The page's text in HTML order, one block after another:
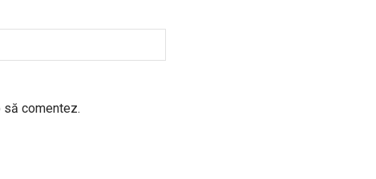
să comentez.